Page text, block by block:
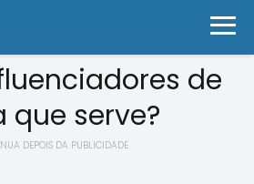
de
que serve?
DEPOIS DA PUBLICIDADE